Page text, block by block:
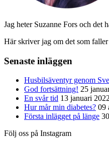
Jag heter Suzanne Fors och det
Här skriver jag om det som
Senaste inläggen
Husbilsäventyr genom
God fortsättning! 25
En svår tid 13 januari 2022
Hur mår min diabetes? 09
Första inlägget på länge
Följ oss på Instagram